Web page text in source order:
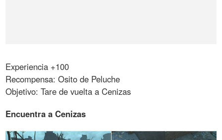
Experiencia +100
Recompensa: Osito de Peluche
Objetivo: Tare de vuelta a Cenizas
Encuentra a Cenizas